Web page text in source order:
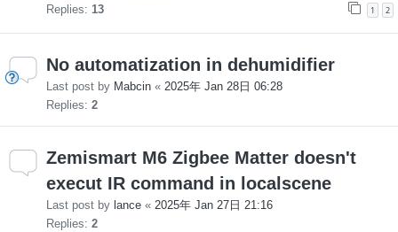
Replies: 13 1 2
No automatization in dehumidifier
Last post by Mabcin « 2025年 Jan 28日 06:28
Replies: 2
Zemismart M6 Zigbee Matter doesn't
execut IR command in localscene
Last post by lance « 2025年 Jan 27日 21:16
Replies: 2